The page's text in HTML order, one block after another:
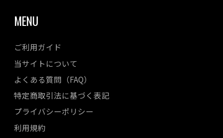
2022年12月
2022年10月
2022年08月
2022年07月
2022年06月
2022年05月
2022年04月
MENU
ご利用ガイド
当サイトについて
よくある質問（FAQ）
特定商取引法に基づく表記
プライバシーポリシー
利用規約